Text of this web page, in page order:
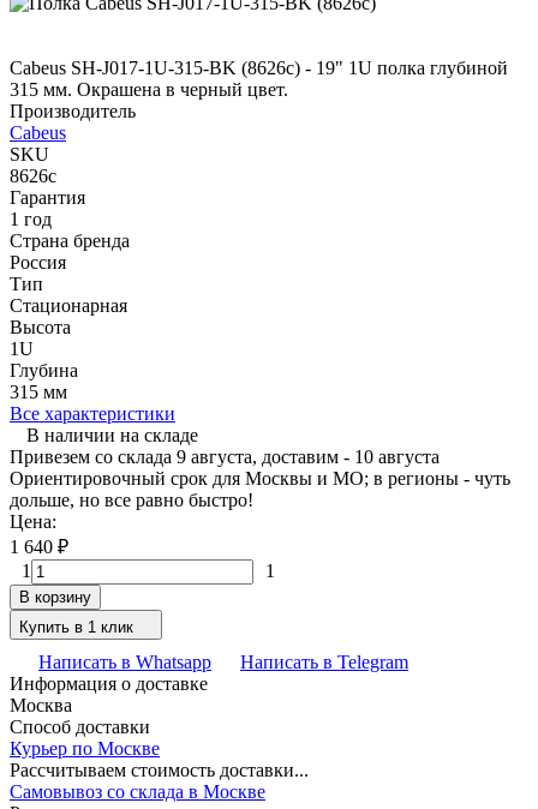
Cabeus SH-J017-1U-315-BK (8626c) - 19" 1U полка глубиной
315 мм. Окрашена в черный цвет.
Производитель
Cabeus
SKU
8626c
Гарантия
1 год
Страна бренда
Россия
Тип
Стационарная
Высота
1U
Глубина
315 мм
Все характеристики
В наличии на складе
Привезем со склада 9 августа, доставим - 10 августа
Ориентировочный срок для Москвы и МО; в регионы - чуть
дольше, но все равно быстро!
Цена:
1 640 ₽
1
1
В корзину
Купить в 1 клик
Написать в Whatsapp
Написать в Telegram
Информация о доставке
Москва
Способ доставки
Курьер по Москве
Рассчитываем стоимость доставки...
Самовывоз со склада в Москве